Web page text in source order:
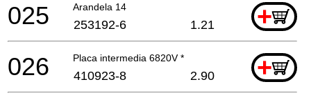
Arandela 14 +
025 253192-6 1.21
Placa intermedia 6820V * +
026 410923-8 2.90